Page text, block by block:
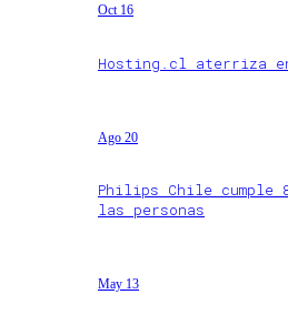
Oct 16
Hosting.cl aterriza
Ago 20
Philips Chile cumple
las personas
May 13